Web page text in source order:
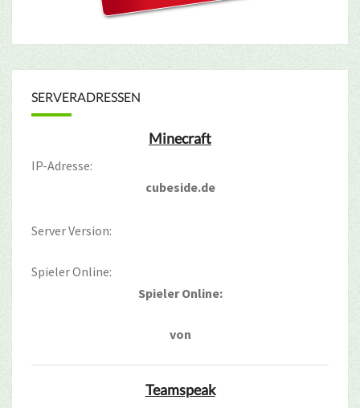
SERVERADRESSEN
Minecraft
IP-Adresse:
cubeside.de
Server Version:
Spieler Online:
Spieler Online:
von
Teamspeak